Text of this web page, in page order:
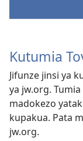
Kutumia
Jifunze jinsi ya
ya jw.org.
madokezo
kupakua. Pata
jw.org.